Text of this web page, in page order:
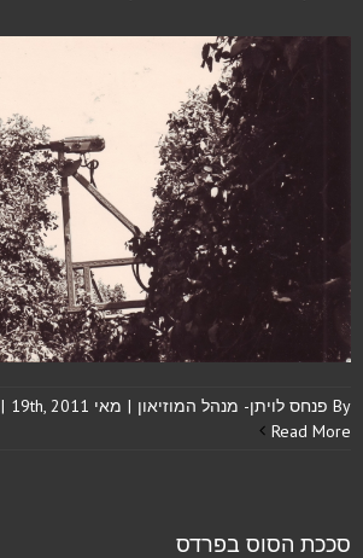
By פנחס לויתן- מנהל המוזיאון | מאי 19th, 2011 |
Read More
סככת הסוס בפרדס